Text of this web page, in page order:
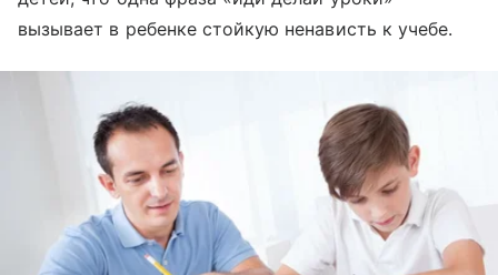
вызывает в ребенке стойкую ненависть к учебе.